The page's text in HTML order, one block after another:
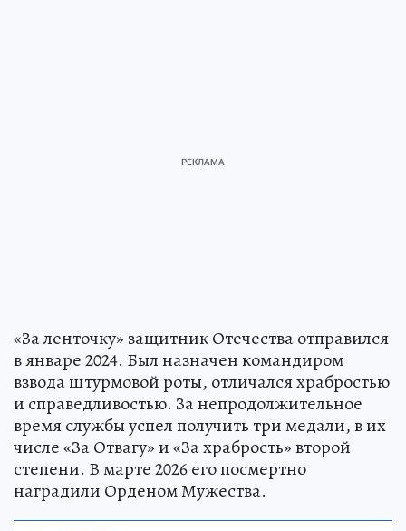
«За ленточку» защитник Отечества отправился
в январе 2024. Был назначен командиром
взвода штурмовой роты, отличался храбростью
и справедливостью. За непродолжительное
время службы успел получить три медали, в их
числе «За Отвагу» и «За храбрость» второй
степени. В марте 2026 его посмертно
наградили Орденом Мужества.